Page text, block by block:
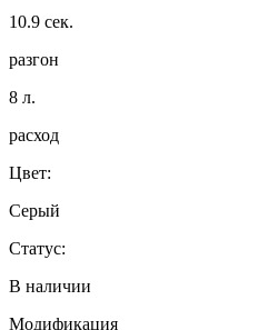
10.9 сек.
разгон
8 л.
расход
Цвет:
Серый
Статус:
В наличии
Модификация